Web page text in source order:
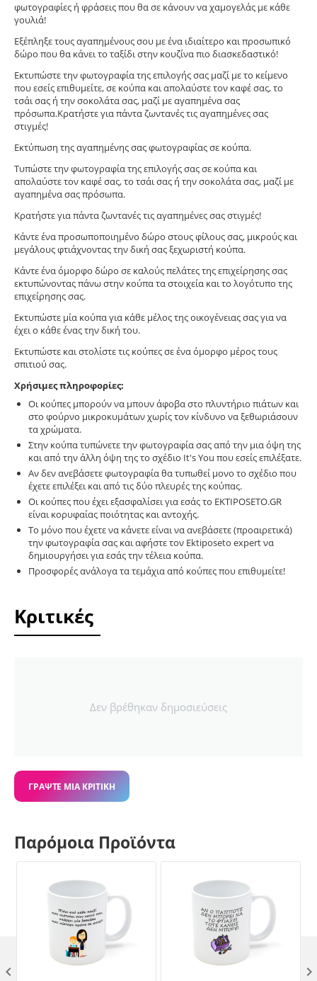
φωτογραφίες ή φράσεις που θα σε κάνουν να χαμογελάς με κάθε
γουλιά!
Εξέπληξε τους αγαπημένους σου με ένα ιδιαίτερο και προσωπικό
δώρο που θα κάνει το ταξίδι στην κουζίνα πιο διασκεδαστικό!
Εκτυπώστε την φωτογραφία της επιλογής σας μαζί με το κείμενο
που εσείς επιθυμείτε, σε κούπα και απολαύστε τον καφέ σας, το
τσάι σας ή την σοκολάτα σας, μαζί με αγαπημένα σας
πρόσωπα.Κρατήστε για πάντα ζωντανές τις αγαπημένες σας
στιγμές!
Εκτύπωση της αγαπημένης σας φωτογραφίας σε κούπα.
Tυπώστε την φωτογραφία της επιλογής σας σε κούπα και
απολαύστε τον καφέ σας, το τσάι σας ή την σοκολάτα σας, μαζί με
αγαπημένα σας πρόσωπα.
Κρατήστε για πάντα ζωντανές τις αγαπημένες σας στιγμές!
Κάντε ένα προσωποποιημένο δώρο στους φίλους σας, μικρούς και
μεγάλους φτιάχνοντας την δική σας ξεχωριστή κούπα.
Κάντε ένα όμορφο δώρο σε καλούς πελάτες της επιχείρησης σας
εκτυπώνοντας πάνω στην κούπα τα στοιχεία και το λογότυπο της
επιχείρησης σας.
Εκτυπώστε μία κούπα για κάθε μέλος της οικογένειας σας για να
έχει ο κάθε ένας την δική του.
Εκτυπώστε και στολίστε τις κούπες σε ένα όμορφο μέρος τους
σπιτιού σας.
Χρήσιμες πληροφορίες:
Οι κούπες μπορούν να μπουν άφοβα στο πλυντήριο πιάτων και
στο φούρνο μικροκυμάτων χωρίς τον κίνδυνο να ξεθωριάσουν
τα χρώματα.
Στην κούπα τυπώνετε την φωτογραφία σας από την μια όψη της
και από την άλλη όψη της το σχέδιο It's You που εσείς επιλέξατε.
Αν δεν ανεβάσετε φωτογραφία θα τυπωθεί μονο το σχέδιο που
έχετε επιλέξει και από τις δύο πλευρές της κούπας.
Οι κούπες που έχει εξασφαλίσει για εσάς το EKTIPOSETO.GR
είναι κορυφαίας ποιότητας και αντοχής.
Το μόνο που έχετε να κάνετε είναι να ανεβάσετε (προαιρετικά)
την φωτογραφία σας και αφήστε τον Ektiposeto expert να
δημιουργήσει για εσάς την τέλεια κούπα.
Προσφορές ανάλογα τα τεμάχια από κούπες που επιθυμείτε!
Κριτικές
Δεν βρέθηκαν δημοσιεύσεις
ΓΡΆΨΤΕ ΜΙΑ ΚΡΙΤΙΚΉ
Παρόμοια Προϊόντα
 